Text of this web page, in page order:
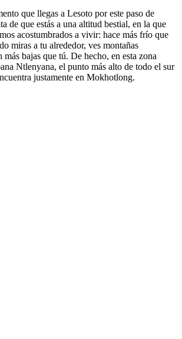
que llegas a Lesoto por este paso de
de que estás a una altitud bestial, en la que
acostumbrados a vivir: hace más frío que
miras a tu alrededor, ves montañas
más bajas que tú. De hecho, en esta zona
Ntlenyana, el punto más alto de todo el sur
justamente en Mokhotlong.